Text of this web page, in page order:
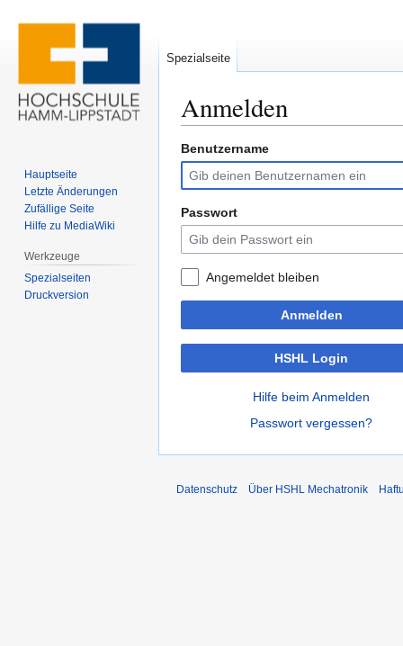
Anmelden
Zur
Navigation
springen
Zur
Suche
springen
Benutzername
Passwort
Angemeldet bleiben
Anmelden
HSHL Login
Hilfe beim Anmelden
Passwort vergessen?
Spezialseite
Hauptseite
Letzte Änderungen
Zufällige Seite
Hilfe zu MediaWiki
Werkzeuge
Spezialseiten
Druckversion
Datenschutz Über HSHL Mechatronik